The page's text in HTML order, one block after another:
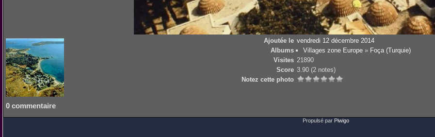
Ajoutée le vendredi 12 décembre 2014
Albums
Villages zone Europe» Foça (Turquie)
Visites 21890
Score 3.90 (2 notes)
Notez cette photo
0 commentaire
Propulsé par Piwigo